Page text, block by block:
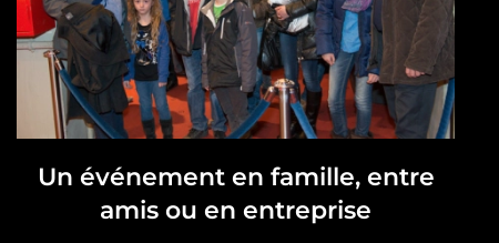
Un événement en famille, entre
amis ou en entreprise